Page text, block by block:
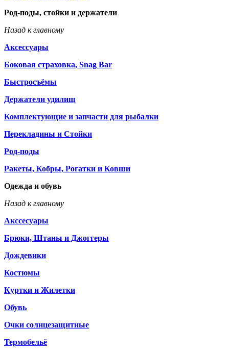
Род-поды, стойки и держатели
Назад к главному
Аксессуары
Боковая страховка, Snag Bar
Быстросъёмы
Держатели удилищ
Комплектующие и запчасти для рыбалки
Перекладины и Стойки
Род-поды
Ракеты, Кобры, Рогатки и Ковши
Одежда и обувь
Назад к главному
Акссесуары
Брюки, Штаны и Джоггеры
Дождевики
Костюмы
Куртки и Жилетки
Обувь
Очки солнцезащитные
Термобельё